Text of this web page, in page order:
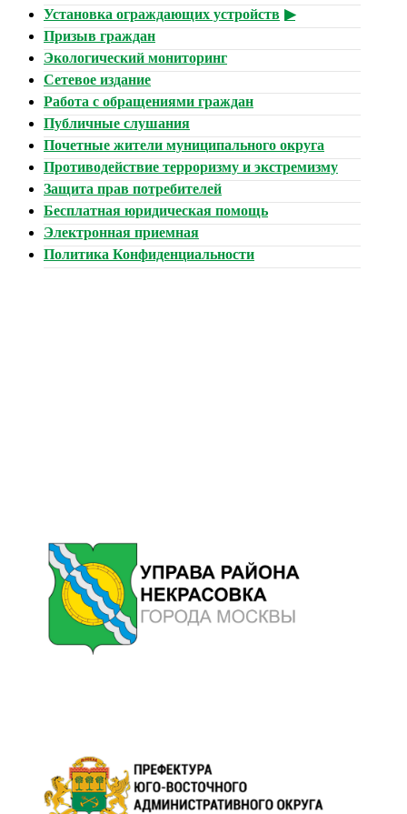
Установка ограждающих устройств
Призыв граждан
Экологический мониторинг
Сетевое издание
Работа с обращениями граждан
Публичные слушания
Почетные жители муниципального округа
Противодействие терроризму и экстремизму
Защита прав потребителей
Бесплатная юридическая помощь
Электронная приемная
Политика Конфиденциальности